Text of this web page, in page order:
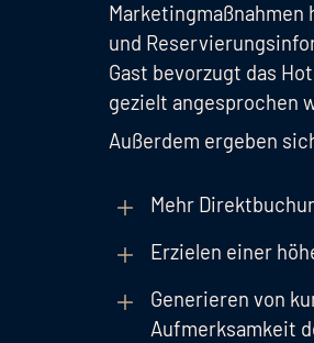
Marketingmaßnahmen
und
Gast bevorzugt das
gezielt angesprochen
Außerdem ergeben
Mehr
Erzielen einer
Generieren von
Aufmerksamkeit